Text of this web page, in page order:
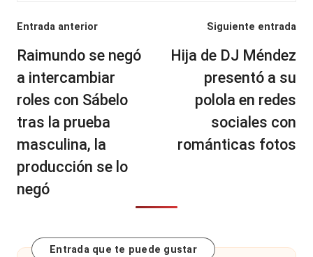
Navegación
de
entradas
Entrada anterior
Raimundo se negó
a intercambiar
roles con Sábelo
tras la prueba
masculina, la
producción se lo
negó
Siguiente entrada
Hija de DJ Méndez
presentó a su
polola en redes
sociales con
románticas fotos
Entrada que te puede gustar